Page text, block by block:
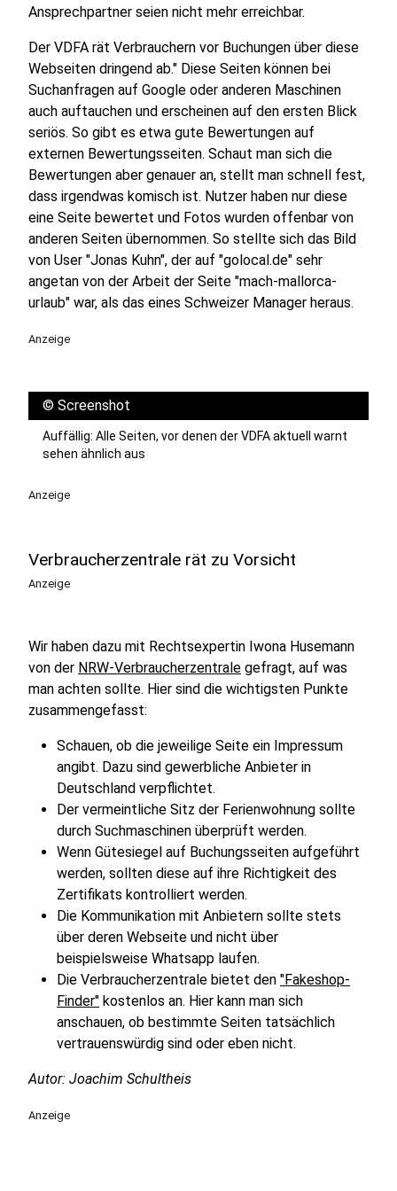
Ansprechpartner seien nicht mehr erreichbar.
Der VDFA rät Verbrauchern vor Buchungen über diese
Webseiten dringend ab." Diese Seiten können bei
Suchanfragen auf Google oder anderen Maschinen
auch auftauchen und erscheinen auf den ersten Blick
seriös. So gibt es etwa gute Bewertungen auf
externen Bewertungsseiten. Schaut man sich die
Bewertungen aber genauer an, stellt man schnell fest,
dass irgendwas komisch ist. Nutzer haben nur diese
eine Seite bewertet und Fotos wurden offenbar von
anderen Seiten übernommen. So stellte sich das Bild
von User "Jonas Kuhn", der auf "golocal.de" sehr
angetan von der Arbeit der Seite "mach-mallorca-
urlaub" war, als das eines Schweizer Manager heraus.
Anzeige
© Screenshot
Auffällig: Alle Seiten, vor denen der VDFA aktuell warnt
sehen ähnlich aus
Anzeige
Verbraucherzentrale rät zu Vorsicht
Anzeige
Wir haben dazu mit Rechtsexpertin Iwona Husemann
von der NRW-Verbraucherzentrale gefragt, auf was
man achten sollte. Hier sind die wichtigsten Punkte
zusammengefasst:
Schauen, ob die jeweilige Seite ein Impressum
angibt. Dazu sind gewerbliche Anbieter in
Deutschland verpflichtet.
Der vermeintliche Sitz der Ferienwohnung sollte
durch Suchmaschinen überprüft werden.
Wenn Gütesiegel auf Buchungsseiten aufgeführt
werden, sollten diese auf ihre Richtigkeit des
Zertifikats kontrolliert werden.
Die Kommunikation mit Anbietern sollte stets
über deren Webseite und nicht über
beispielsweise Whatsapp laufen.
Die Verbraucherzentrale bietet den "Fakeshop-
Finder" kostenlos an. Hier kann man sich
anschauen, ob bestimmte Seiten tatsächlich
vertrauenswürdig sind oder eben nicht.
Autor: Joachim Schultheis
Anzeige